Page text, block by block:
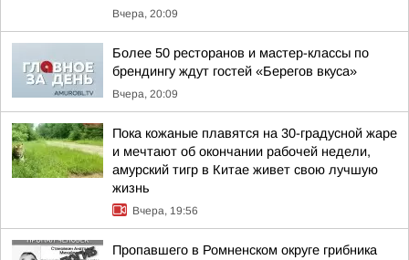
Вчера, 20:09
Более 50 ресторанов и мастер-классы по
брендингу ждут гостей «Берегов вкуса»
Вчера, 20:09
Пока кожаные плавятся на 30-градусной жаре
и мечтают об окончании рабочей недели,
амурский тигр в Китае живет свою лучшую
жизнь
Вчера, 19:56
Пропавшего в Ромненском округе грибника